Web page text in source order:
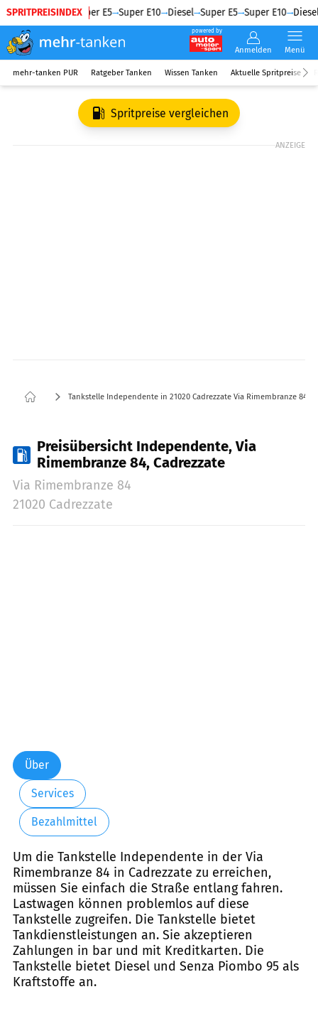
SPRITPREISINDEX
Diesel Super E5 Super E10 Diesel Super E5 Super E10 Diesel
powered by
Anmelden Menü
mehr-tanken PUR Ratgeber Tanken Wissen Tanken Aktuelle Spritpreise
Spritpreise vergleichen
ANZEIGE
Tankstelle Independente in 21020 Cadrezzate Via Rimembranze 84
Preisübersicht Independente, Via
Rimembranze 84, Cadrezzate
Via Rimembranze 84
21020 Cadrezzate
Über
Services
Bezahlmittel
Um die Tankstelle Independente in der Via
Rimembranze 84 in Cadrezzate zu erreichen,
müssen Sie einfach die Straße entlang fahren.
Lastwagen können problemlos auf diese
Tankstelle zugreifen. Die Tankstelle bietet
Tankdienstleistungen an. Sie akzeptieren
Zahlungen in bar und mit Kreditkarten. Die
Tankstelle bietet Diesel und Senza Piombo 95 als
Kraftstoffe an.